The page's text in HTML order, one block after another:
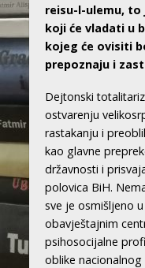
reisu-l-ulemu,
koji će vladati u
kojeg će ovisiti
prepoznaju i
Dejtonski
ostvarenju
rastakanju i
kao glavne
državnosti i
polovica BiH.
sve je osmišljeno
obavještajnim
psihosocijalne
oblike